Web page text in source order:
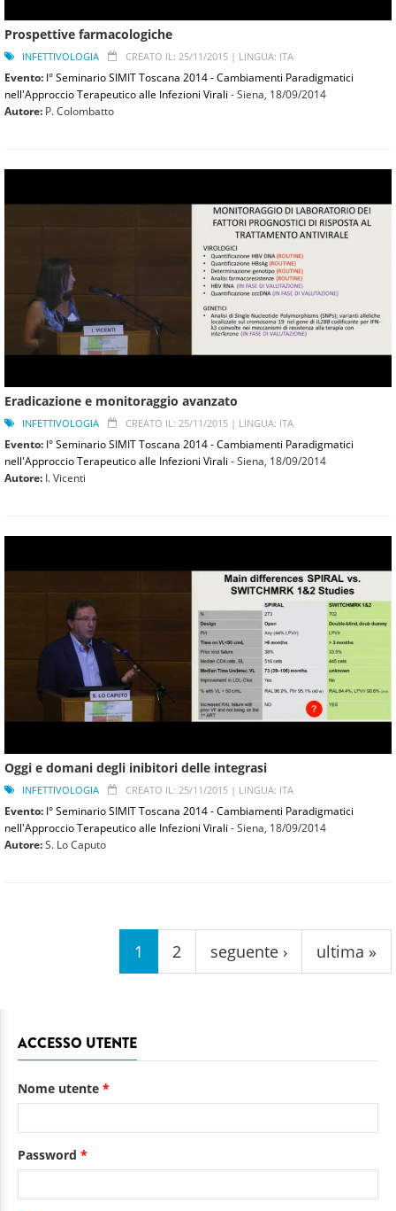
Prospettive farmacologiche
INFETTIVOLOGIA CREATO IL: 25/11/2015 | LINGUA: ITA
Evento: I° Seminario SIMIT Toscana 2014 - Cambiamenti Paradigmatici
nell'Approccio Terapeutico alle Infezioni Virali - Siena, 18/09/2014
Autore: P. Colombatto
Eradicazione e monitoraggio avanzato
INFETTIVOLOGIA CREATO IL: 25/11/2015 | LINGUA: ITA
Evento: I° Seminario SIMIT Toscana 2014 - Cambiamenti Paradigmatici
nell'Approccio Terapeutico alle Infezioni Virali - Siena, 18/09/2014
Autore: I. Vicenti
Oggi e domani degli inibitori delle integrasi
INFETTIVOLOGIA CREATO IL: 25/11/2015 | LINGUA: ITA
Evento: I° Seminario SIMIT Toscana 2014 - Cambiamenti Paradigmatici
nell'Approccio Terapeutico alle Infezioni Virali - Siena, 18/09/2014
Autore:S. Lo Caputo
1 2 seguente › ultima »
ACCESSO UTENTE
Nome utente *
Password *